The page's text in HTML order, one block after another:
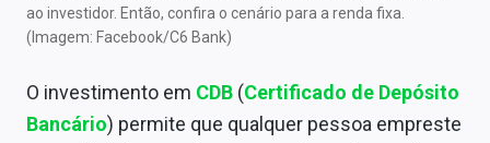
Renda Fixa
Mercados
ao investidor. Então, confira o cenário para a renda fixa.
(Imagem: Facebook/C6 Bank)
O investimento em CDB (Certificado de Depósito
Bancário) permite que qualquer pessoa empreste